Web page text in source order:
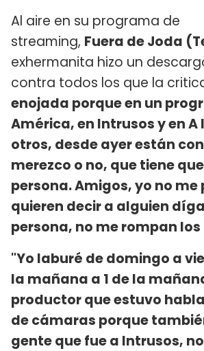
Al aire en su programa de
streaming, Fuera de Joda
exhermanita hizo un
contra todos los que la
enojada porque en un
América, en Intrusos y en A
otros, desde ayer están
merezco o no, que tiene
persona. Amigos, yo no me
quieren decir a alguien
persona, no me rompan los
"Yo laburé de domingo a
la mañana a 1 de la
productor que estuvo
de cámaras porque
gente que fue a Intrusos,